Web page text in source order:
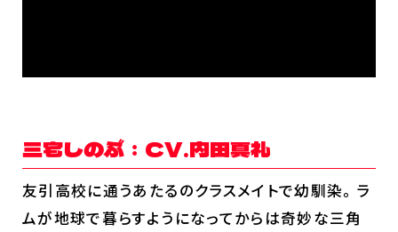
三宅しのぶ：CV.内田真礼
友引高校に通うあたるのクラスメイトで幼馴染。ラ
ムが地球で暮らすようになってからは奇妙な三角